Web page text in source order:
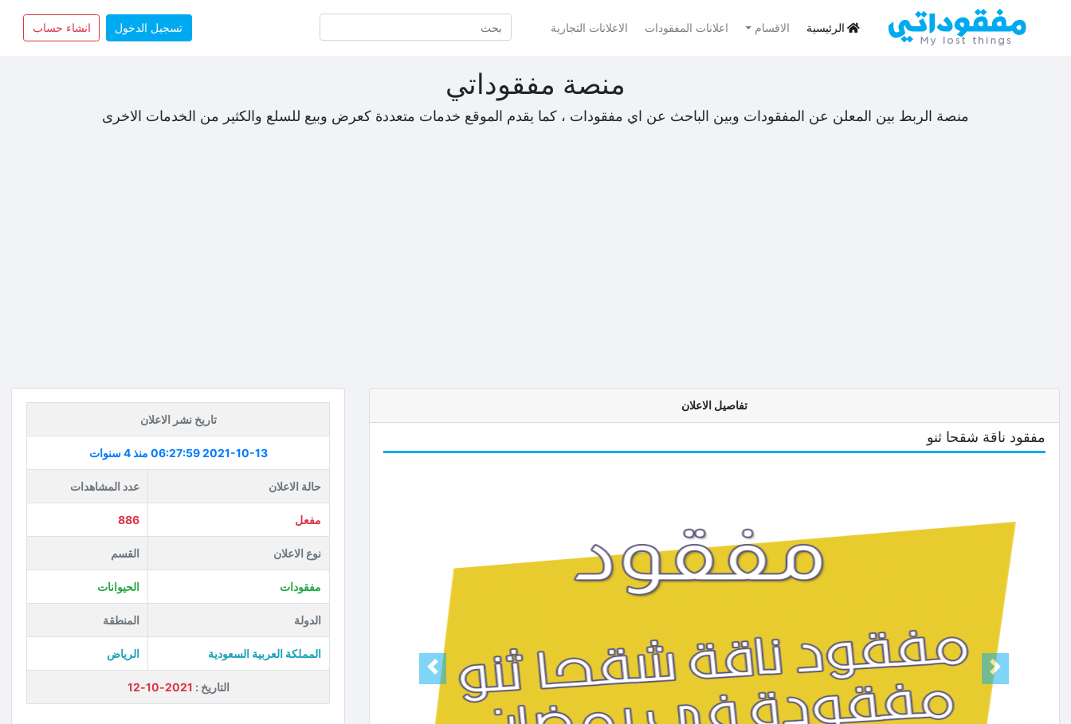
الرئيسية الاقسام اعلانات المفقودات الاعلانات التجارية تسجيل الدخول انشاء حساب
منصة مفقوداتي
منصة الربط بين المعلن عن المفقودات وبين الباحث عن اي مفقودات ، كما يقدم الموقع خدمات متعددة كعرض وبيع للسلع والكثير من الخدمات الاخرى
تفاصيل الاعلان
مفقود ناقة شقحا ثنو
Prev
تاريخ نشر الاعلان
2021-10-13 06:27:59 منذ 4 سنوات
حالة الاعلان عدد المشاهدات
مفعل 886
نوع الاعلان القسم
مفقودات الحيوانات
الدولة المنطقة
المملكة العربية السعودية الرياض
التاريخ : 2021-10-12